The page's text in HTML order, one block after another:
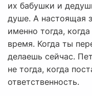
их бабушки и
душе. А настоящая
именно тогда,
время. Когда ты
делаешь сейчас.
не тогда, когда
ответственность.